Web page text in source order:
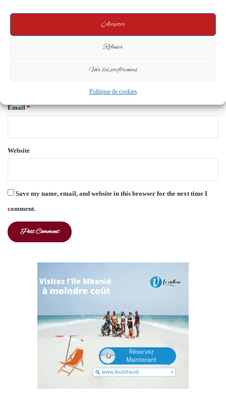
Accepter
Refuser
Voir les préférences
Politique de cookies
e
Email*
Website
Save my name, email, and website in this browser for the next time I
comment.